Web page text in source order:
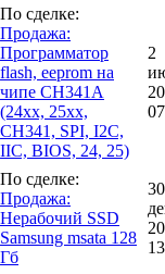
По сделке:
Продажа:
Программатор
flash, eeprom на
чипе CH341A
(24xx, 25xx,
CH341, SPI, I2C,
IIC, BIOS, 24, 25)
2
По сделке:
Продажа:
Нерабочий SSD
Samsung msata 128
Гб
30